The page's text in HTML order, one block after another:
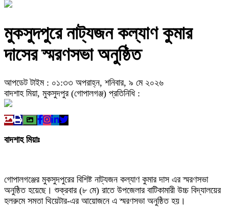
মুকসুদপুরে নাট্যজন কল্যাণ কুমার
দাসের স্মরণসভা অনুষ্ঠিত
আপডেট টাইম : ০১:৩৩ অপরাহ্ন, শনিবার, ৯ মে ২০২৬
বাদশাহ মিয়া, মুকসুদপুর (গোপালগঞ্জ) প্রতিনিধি :
বাদশাহ মিয়াঃ
গোপালগঞ্জের মুকসুদপুরের বিশিষ্ট নাট্যজন কল্যাণ কুমার দাস এর স্মরণসভা
অনুষ্ঠিত হয়েছে। শুক্রবার (৮ মে) রাতে উপজেলার বাটিকামারী উচ্চ বিদ্যালয়ের
হলরুমে সমতা থিয়েটার-এর আয়োজনে এ স্মরণসভা অনুষ্ঠিত হয়।